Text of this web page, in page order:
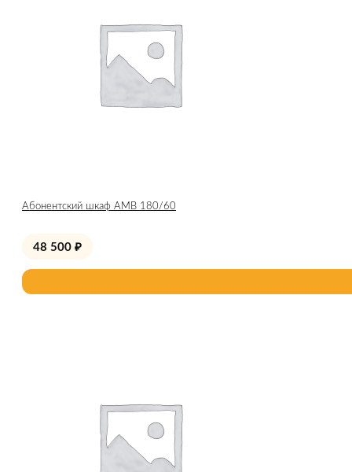
Абонентский шкаф AMB 180/60
48 500 ₽